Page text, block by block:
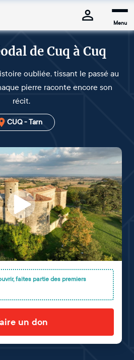
Menu
de Cuq à Cuq
oubliée, tissant le passé au
pierre raconte encore son
récit.
CUQ - Tarn
faites partie des premiers
un don